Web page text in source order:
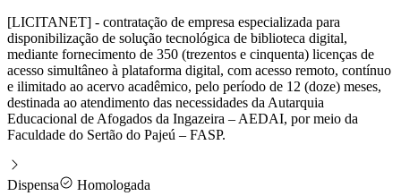
[LICITANET] - contratação de empresa especializada para
disponibilização de solução tecnológica de biblioteca digital,
mediante fornecimento de 350 (trezentos e cinquenta) licenças de
acesso simultâneo à plataforma digital, com acesso remoto, contínuo
e ilimitado ao acervo acadêmico, pelo período de 12 (doze) meses,
destinada ao atendimento das necessidades da Autarquia
Educacional de Afogados da Ingazeira – AEDAI, por meio da
Faculdade do Sertão do Pajeú – FASP.
Dispensa
Homologada